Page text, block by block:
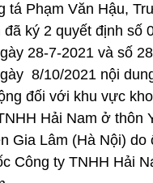
tá Phạm Văn Hậu,
đã ký 2 quyết định số
28-7-2021 và số
8/10/2021 nội
đối với khu vực
Hải Nam ở thôn
Gia Lâm (Hà Nội)
Công ty TNHH Hải